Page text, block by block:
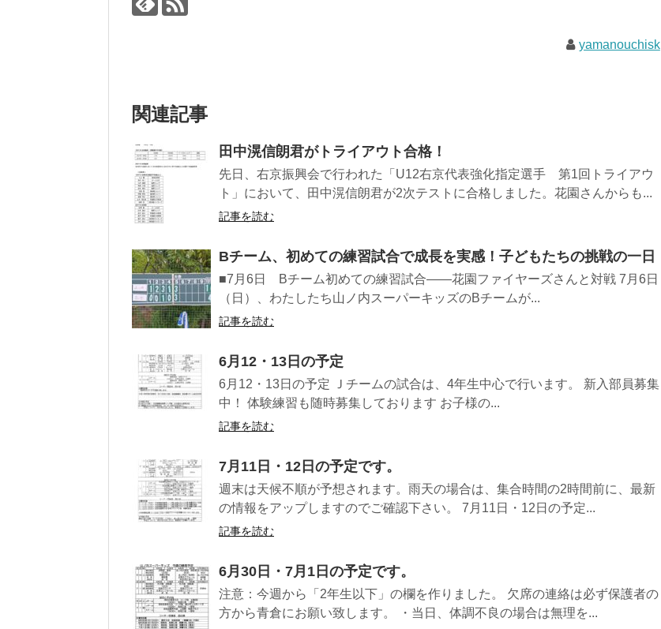
yamanouchisk
関連記事
田中滉信朗君がトライアウト合格！
先日、右京振興会で行われた「U12右京代表強化指定選手 第1回トライアウ
ト」において、田中滉信朗君が2次テストに合格しました。花園さんからも...
記事を読む
Bチーム、初めての練習試合で成長を実感！子どもたちの挑戦の一日
■7月6日 Bチーム初めての練習試合――花園ファイヤーズさんと対戦 7月6日
（日）、わたしたち山ノ内スーパーキッズのBチームが...
記事を読む
6月12・13日の予定
6月12・13日の予定 Ｊチームの試合は、4年生中心で行います。 新入部員募集
中！ 体験練習も随時募集しております お子様の...
記事を読む
7月11日・12日の予定です。
週末は天候不順が予想されます。雨天の場合は、集合時間の2時間前に、最新
の情報をアップしますのでご確認下さい。 7月11日・12日の予定...
記事を読む
6月30日・7月1日の予定です。
注意：今週から「2年生以下」の欄を作りました。 欠席の連絡は必ず保護者の
方から青倉にお願い致します。 ・当日、体調不良の場合は無理を...